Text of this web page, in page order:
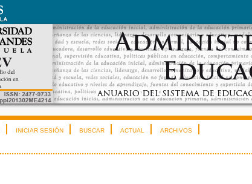
INICIAR SESIÓN BUSCAR ACTUAL ARCHIVOS